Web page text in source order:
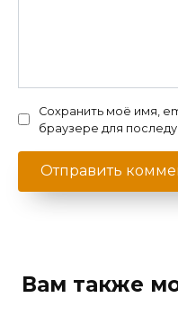
Сохранить моё имя,
браузере для
Вам также